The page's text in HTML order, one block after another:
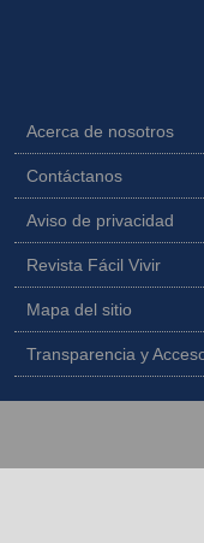
Acerca de nosotros
Contáctanos
Aviso de privacidad
Revista Fácil Vivir
Mapa del sitio
Transparencia y